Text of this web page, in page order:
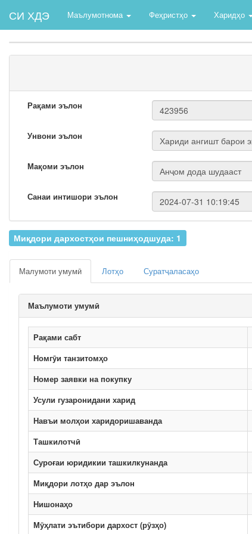
СИ ХДЭ Маълумотнома Феҳристҳо Харидҳо
Рақами эълон
Унвони эълон
Мақоми эълон
Санаи интишори эълон
Миқдори дархостҳои пешниҳодшуда: 1
Малумоти умумӣ Лотҳо Суратҷаласаҳо
Маълумоти умумӣ
Рақами сабт
Номгӯи танзитомҳо
Номер заявки на покупку
Усули гузаронидани харид
Навъи молҳои харидоришаванда
Ташкилотчӣ
Суроғаи юридикии ташкилкунанда
Миқдори лотҳо дар эълон
Нишонаҳо
Мӯҳлати эътибори дархост (рӯзҳо)